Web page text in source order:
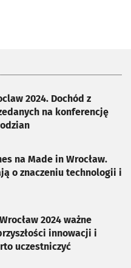
2024. Dochód z
na konferencję
na Made in Wrocław.
o znaczeniu technologii i
2024 ważne
innowacji i
uczestniczyć